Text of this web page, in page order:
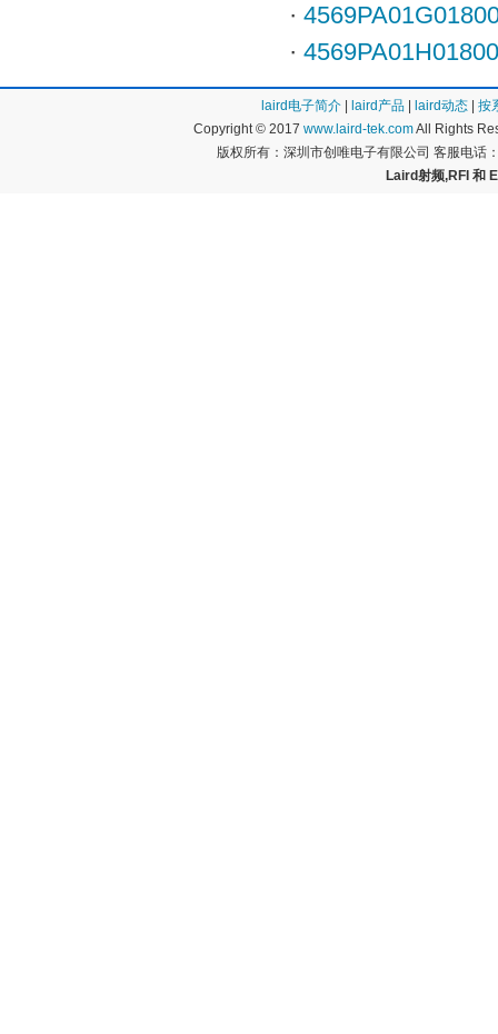
·
· 4569PA01H01800
laird电子简介 laird产品 laird动态
按
Copyright © 2017 www.laird-tek.comAll Rights
版权所有：深圳市创唯电子有限公司 客服电话
Laird射频,RFI 和